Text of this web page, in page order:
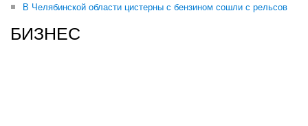
В Челябинской области цистерны с бензином сошли с рельсов
БИЗНЕС